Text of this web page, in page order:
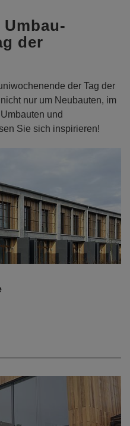
der
der Tag der
nur um Neubauten, im
und
Sie sich inspirieren!